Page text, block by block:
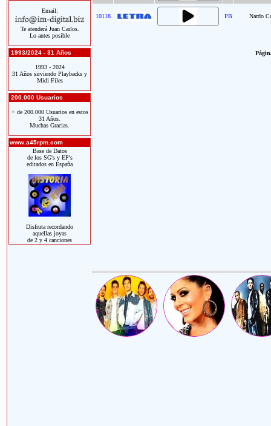
Email:
Te atenderá Juan Carlos.
Lo antes posible
1993/2024 - 31 Años
1993 - 2024
31 Años sirviendo Playbacks y
Midi Files
200.000 Usuarios
+ de 200.000 Usuarios en estos
31 Años.
Muchas Gracias.
www.a45rpm.com
Base de Datos
de los SG's y EP's
editados en España
Disfruta recordando
aquellas joyas
de 2 y 4 canciones
10118 PB Nardo